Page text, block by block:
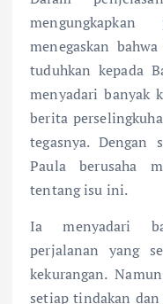
menegaskan
tuduhkan kepada
menyadari banyak
berita
tegasnya. Dengan
Paula berusaha
tentang isu ini.
Ia menyadari
perjalanan yang
kekurangan.
setiap tindakan